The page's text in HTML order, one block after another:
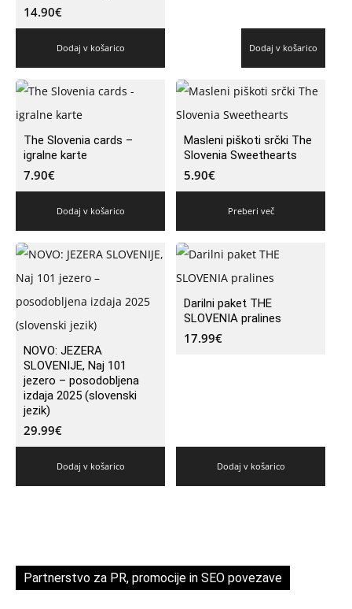
14.90€
Dodaj v košarico Dodaj v košarico
The Slovenia cards –
igralne karte
7.90€
Dodaj v košarico
Masleni piškoti srčki The
Slovenia Sweethearts
5.90€
Preberi več
NOVO: JEZERA
SLOVENIJE, Naj 101
jezero – posodobljena
izdaja 2025 (slovenski
jezik)
29.99€
Dodaj v košarico
Darilni paket THE
SLOVENIA pralines
17.99€
Dodaj v košarico
Partnerstvo za PR, promocije in SEO povezave